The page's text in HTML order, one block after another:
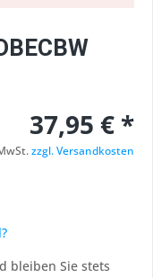
37,95 € *
zzgl. Versandkosten
bleiben Sie stets